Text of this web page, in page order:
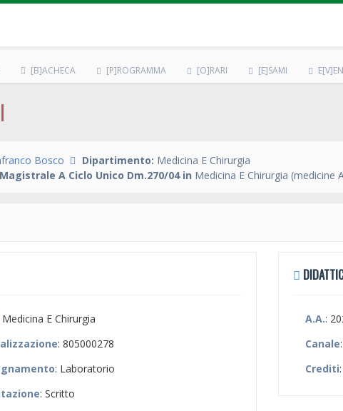
[B]ACHECA [P]ROGRAMMA [O]RARI [E]SAMI
Bosco Dipartimento: Medicina E Chirurgia
A Ciclo Unico Dm.270/04 in Medicina E Chirurgia (medicine
Medicina E Chirurgia
: 805000278
: Laboratorio
: Scritto
A.A.:
Canale
Crediti